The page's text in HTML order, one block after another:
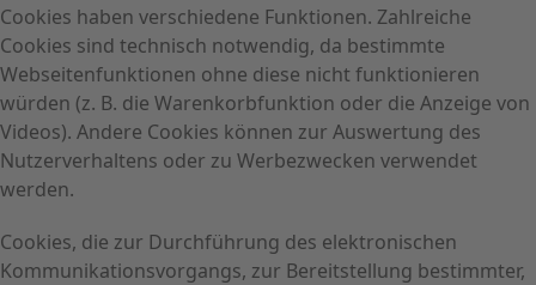
Cookies haben verschiedene Funktionen. Zahlreiche
Cookies sind technisch notwendig, da bestimmte
Webseitenfunktionen ohne diese nicht funktionieren
würden (z. B. die Warenkorbfunktion oder die Anzeige von
Videos). Andere Cookies können zur Auswertung des
Nutzerverhaltens oder zu Werbezwecken verwendet
werden.
Cookies, die zur Durchführung des elektronischen
Kommunikationsvorgangs, zur Bereitstellung bestimmter,